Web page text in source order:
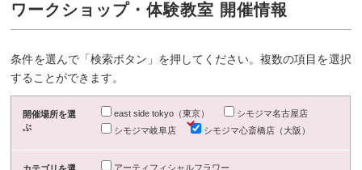
ワークショップ・体験教室 開催情報
条件を選んで「検索ボタン」を押してください。複数の項目を選択
することができます。
開催場所を選
ぶ
east side tokyo（東京）
シモジマ名古屋店
シモジマ岐阜店
シモジマ心斎橋店（大阪）
アーティフィシャルフラワー